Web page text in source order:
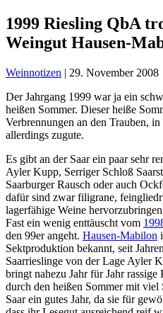
1999 Riesling QbA
Weingut Hausen-
Weinnotizen | 29. November 2008
Der Jahrgang 1999 war ja ein
heißen Sommer. Dieser heiße
Verbrennungen an den Trauben,
allerdings zugute.
Es gibt an der Saar ein paar sehr
Ayler Kupp, Serriger Schloß
Saarburger Rausch oder auch
dafür sind zwar filigrane,
lagerfähige Weine
Fast ein wenig enttäuscht vom
den 99er angeht. Hausen-Mabilon
Sektproduktion bekannt, seit
Saarrieslinge von der Lage Ayler
bringt nahezu Jahr für Jahr
durch den heißen Sommer mit viel
Saar ein gutes Jahr, da sie für